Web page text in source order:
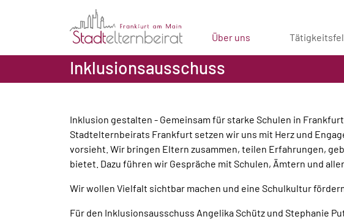
Über uns
Inklusionsausschuss
Inklusion gestalten - Gemeinsam für starke Schulen in
Stadtelternbeirats Frankfurt setzen wir uns mit Herz und
vorsieht. Wir bringen Eltern zusammen, teilen Erfahrungen,
bietet. Dazu führen wir Gespräche mit Schulen, Ämtern und
Wir wollen Vielfalt sichtbar machen und eine Schulkultur
Für den Inklusionsausschuss Angelika Schütz und Stephanie